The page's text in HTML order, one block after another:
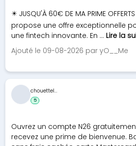
✴️ JUSQU'À 60€ DE MA PRIME
propose une offre exceptionnelle
une fintech innovante. En ... Lire la
Ajouté le 09-08-2026 par yO__Me
Ouvrez un compte N26
recevez une prime de bienvenue.
chouettel...
5